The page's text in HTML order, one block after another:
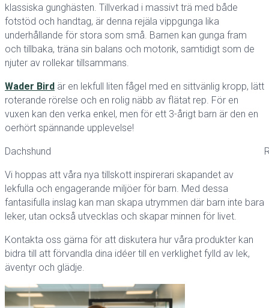
klassiska gunghästen. Tillverkad i massivt trä med både
fotstöd och handtag, är denna rejäla vippgunga lika
underhållande för stora som små. Barnen kan gunga fram
och tillbaka, träna sin balans och motorik, samtidigt som de
njuter av rollekar tillsammans.
Wader Bird är en lekfull liten fågel med en sittvänlig kropp, lätt
roterande rörelse och en rolig näbb av flätat rep. För en
vuxen kan den verka enkel, men för ett 3-årigt barn är den en
oerhört spännande upplevelse!
Dachshund
Vi hoppas att våra nya tillskott inspirerari skapandet av
lekfulla och engagerande miljöer för barn. Med dessa
fantasifulla inslag kan man skapa utrymmen där barn inte bara
leker, utan också utvecklas och skapar minnen för livet.
Kontakta oss gärna för att diskutera hur våra produkter kan
bidra till att förvandla dina idéer till en verklighet fylld av lek,
äventyr och glädje.